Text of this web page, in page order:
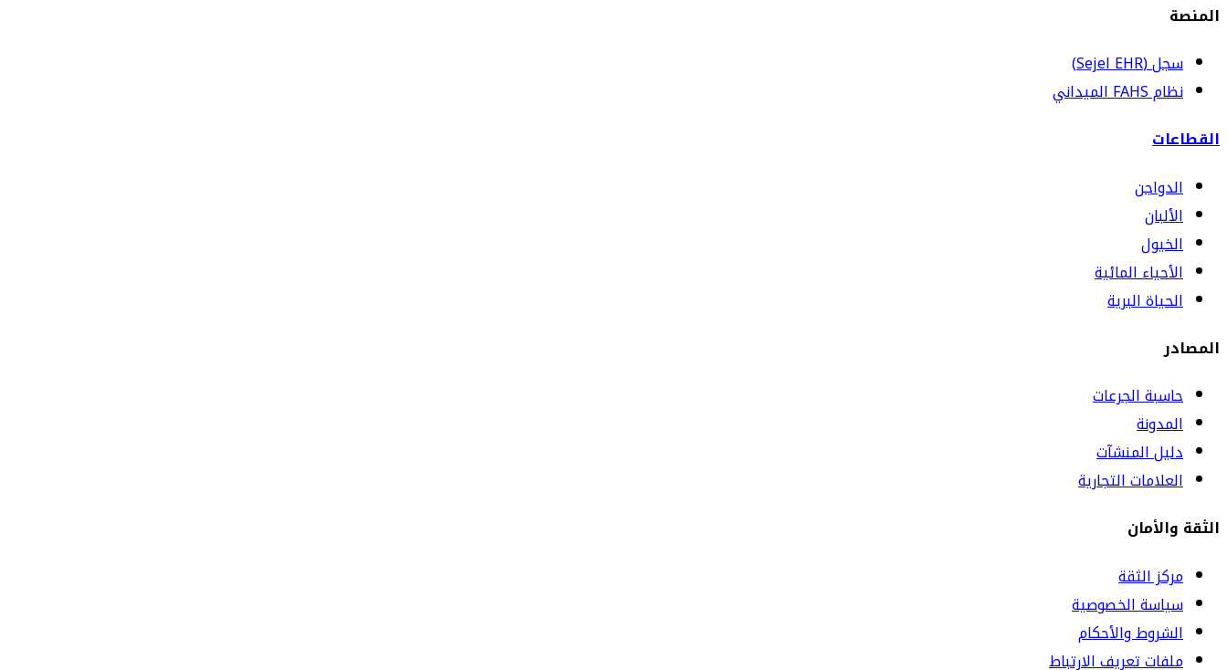
المنصة
سجل (Sejel EHR)
نظام FAHS الميداني
القطاعات
الدواجن
الألبان
الخيول
الأحياء المائية
الحياة البرية
المصادر
حاسبة الجرعات
المدونة
دليل المنشآت
العلامات التجارية
الثقة والأمان
مركز الثقة
سياسة الخصوصية
الشروط والأحكام
ملفات تعريف الارتباط